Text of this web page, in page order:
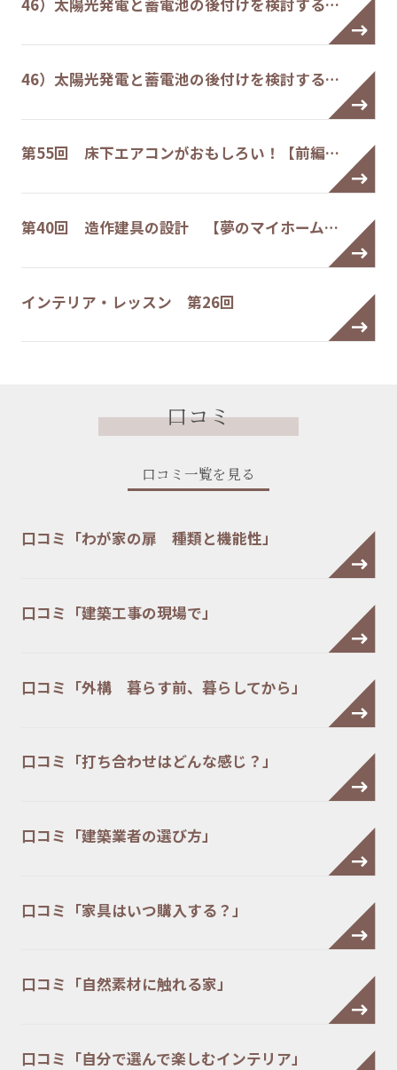
46）太陽光発電と蓄電池の後付けを検討する…
46）太陽光発電と蓄電池の後付けを検討する…
第55回 床下エアコンがおもしろい！【前編…
第40回 造作建具の設計 【夢のマイホーム…
インテリア・レッスン 第26回
口コミ
口コミ一覧を見る
口コミ「わが家の扉 種類と機能性」
口コミ「建築工事の現場で」
口コミ「外構 暮らす前、暮らしてから」
口コミ「打ち合わせはどんな感じ？」
口コミ「建築業者の選び方」
口コミ「家具はいつ購入する？」
口コミ「自然素材に触れる家」
口コミ「自分で選んで楽しむインテリア」